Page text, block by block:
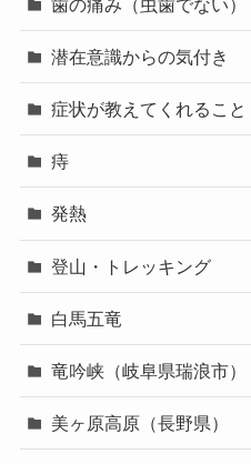
歯の痛み（虫歯でない）
潜在意識からの気付き
症状が教えてくれること
痔
発熱
登山・トレッキング
白馬五竜
竜吟峡（岐阜県瑞浪市）
美ヶ原高原（長野県）